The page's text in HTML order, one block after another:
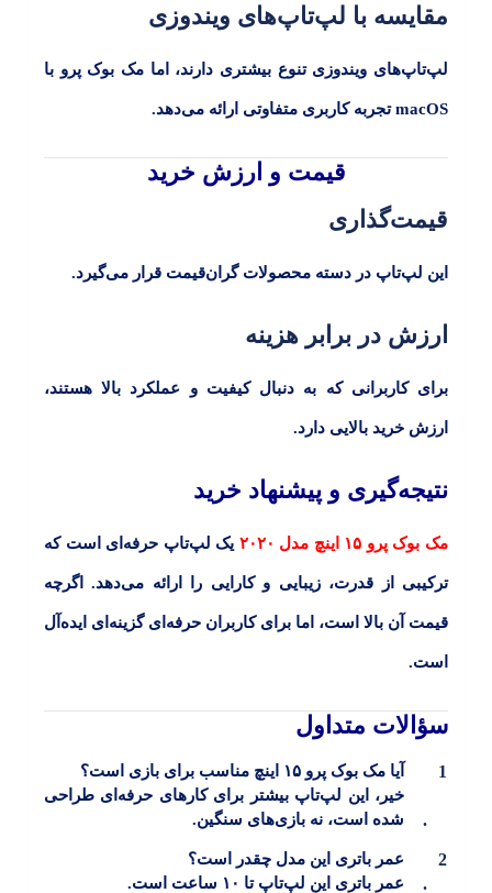
مقایسه با لپ‌تاپ‌های ویندوزی
لپ‌تاپ‌های ویندوزی تنوع بیشتری دارند، اما مک بوک پرو با
macOSتجربه کاربری متفاوتی ارائه می‌دهد.
قیمت و ارزش خرید
قیمت‌گذاری
این لپ‌تاپ در دسته محصولات گران‌قیمت قرار می‌گیرد.
ارزش در برابر هزینه
برای کاربرانی که به دنبال کیفیت و عملکرد بالا هستند،
ارزش خرید بالایی دارد.
نتیجه‌گیری و پیشنهاد خرید
مک بوک پرو ۱۵ اینچ مدل ۲۰۲۰ یک لپ‌تاپ حرفه‌ای است که
ترکیبی از قدرت، زیبایی و کارایی را ارائه می‌دهد. اگرچه
قیمت آن بالا است، اما برای کاربران حرفه‌ای گزینه‌ای ایده‌آل
است.
سؤالات متداول
آیا مک بوک پرو ۱۵ اینچ مناسب برای بازی است؟
خیر، این لپ‌تاپ بیشتر برای کارهای حرفه‌ای طراحی
شده است، نه بازی‌های سنگین.
عمر باتری این مدل چقدر است؟
عمر باتری این لپ‌تاپ تا ۱۰ ساعت است.